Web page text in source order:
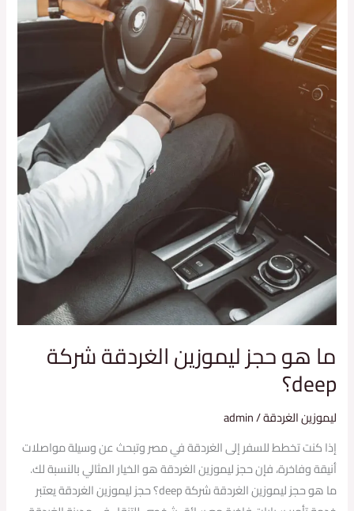
ما هو حجز ليموزين الغردقة شركة
deep؟
ليموزين الغردقة/
admin
إذا كنت تخطط للسفر إلى الغردقة في مصر وتبحث عن وسيلة مواصلات
أنيقة وفاخرة، فإن حجز ليموزين الغردقة هو الخيار المثالي بالنسبة لك.
ما هو حجز ليموزين الغردقة شركة deep؟ حجز ليموزين الغردقة يعتبر